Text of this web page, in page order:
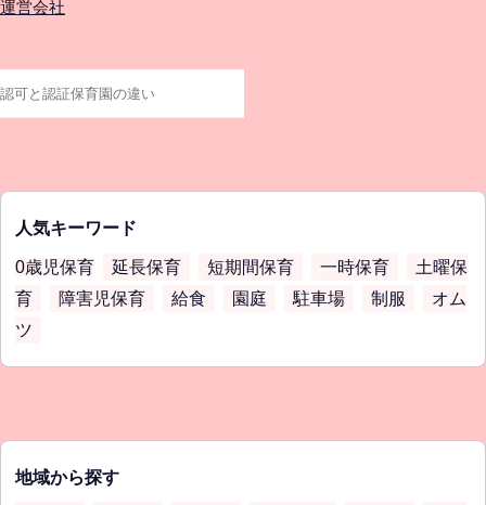
運営会社
人気キーワード
0歳児保育 延長保育 短期間保育 一時保育
土曜保
育
障害児保育 給食 園庭 駐車場 制服
オム
ツ
地域から探す